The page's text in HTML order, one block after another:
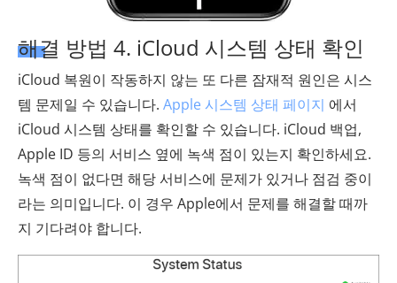
해결 방법 4. iCloud 시스템 상태 확인
iCloud 복원이 작동하지 않는 또 다른 잠재적 원인은 시스
템 문제일 수 있습니다. Apple 시스템 상태 페이지 에서
iCloud 시스템 상태를 확인할 수 있습니다. iCloud 백업,
Apple ID 등의 서비스 옆에 녹색 점이 있는지 확인하세요.
녹색 점이 없다면 해당 서비스에 문제가 있거나 점검 중이
라는 의미입니다. 이 경우 Apple에서 문제를 해결할 때까
지 기다려야 합니다.